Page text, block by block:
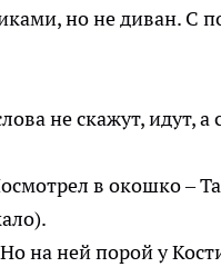
но не диван. С
не скажут, идут, а
в окошко –
на ней порой у